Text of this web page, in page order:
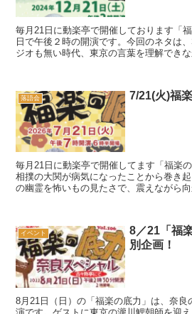
毎月21日に動楽亭で開催しております「
日で午後２時の開演です。今回のネタは
ジオも無い時代、東京の言葉を理解でき
落語会 7/21(火)福
毎月21日に動楽亭で開催してます「福楽
相撲の大関が病気になったことから巻き
の幽霊を怖いもの見たさで、震えながら
イベント
8／21「福
別企画！
8月21日（日）の「福楽の底力」は、奈良